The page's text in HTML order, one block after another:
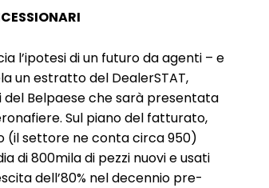
l’ipotesi di un futuro da agenti – e
un estratto del DealerSTAT,
del Belpaese che sarà presentata
Sul piano del fatturato,
(il settore ne conta circa 950)
di 800mila di pezzi nuovi e usati
dell’80% nel decennio pre-